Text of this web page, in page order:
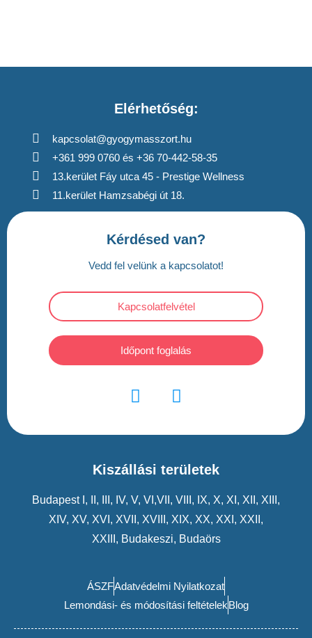
Elérhetőség:
kapcsolat@gyogymasszort.hu
+361 999 0760 és +36 70-442-58-35
13.kerület Fáy utca 45 - Prestige Wellness
11.kerület Hamzsabégi út 18.
Kérdésed van?
Vedd fel velünk a kapcsolatot!
Kapcsolatfelvétel
Időpont foglalás
Kiszállási területek
Budapest , , , IV, V, VI ,VII, VIII , IX, X, XI , XII , XIII ,
XIV, XV, XVI , XVII , XVIII , XIX, XX, XXI , XXII ,
XXIII , Budakeszi, Budaörs
ÁSZFAdatvédelmi Nyilatkozat
Lemondási- és módosítási feltételekBlog